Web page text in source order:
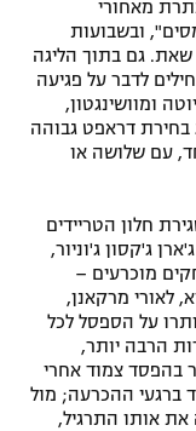
מאחורי
ובשבועות
גם בתוך הליגה
לדבר על פגיעה
ומוושינגטון,
בחירת דראפט גבוהה
עם שלושה או
חלון הטריידים
ג'קסון ג'וניור,
מוכרעים –
לאורי מרקאנן,
25 דקות – ואז נותרו על הספסל לכל
הרבה יותר,
בהפסד צמוד אחרי
ברגעי ההכרעה; מול
את אותו התרגיל,